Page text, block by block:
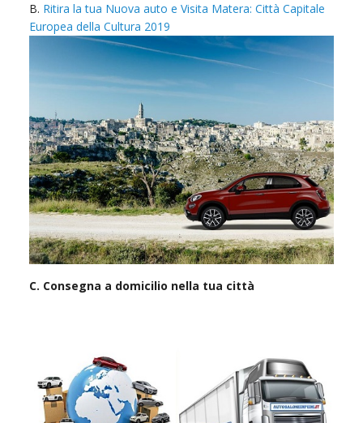
B. Ritira la tua Nuova auto e Visita Matera: Città Capitale
Europea della Cultura 2019
C. Consegna a domicilio nella tua città